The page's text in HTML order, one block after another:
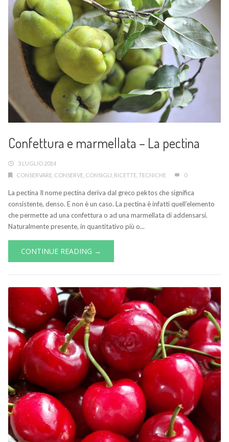
Confettura e marmellata – La pectina
3 LUGLIO 2014
CONSERVARE CONSERVE CONSIGLI RICETTE TECNICHE 0
La pectina Il nome pectina deriva dal greco pektos che significa
consistente, denso. E non è un caso. La pectina è infatti quell’elemento
che permette ad una confettura o ad una marmellata di addensarsi.
Naturalmente presente, in quantitativo più o...
CONTINUE READING →